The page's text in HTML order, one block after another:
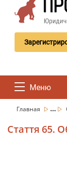
Меню
Главная ...
Стаття 65.